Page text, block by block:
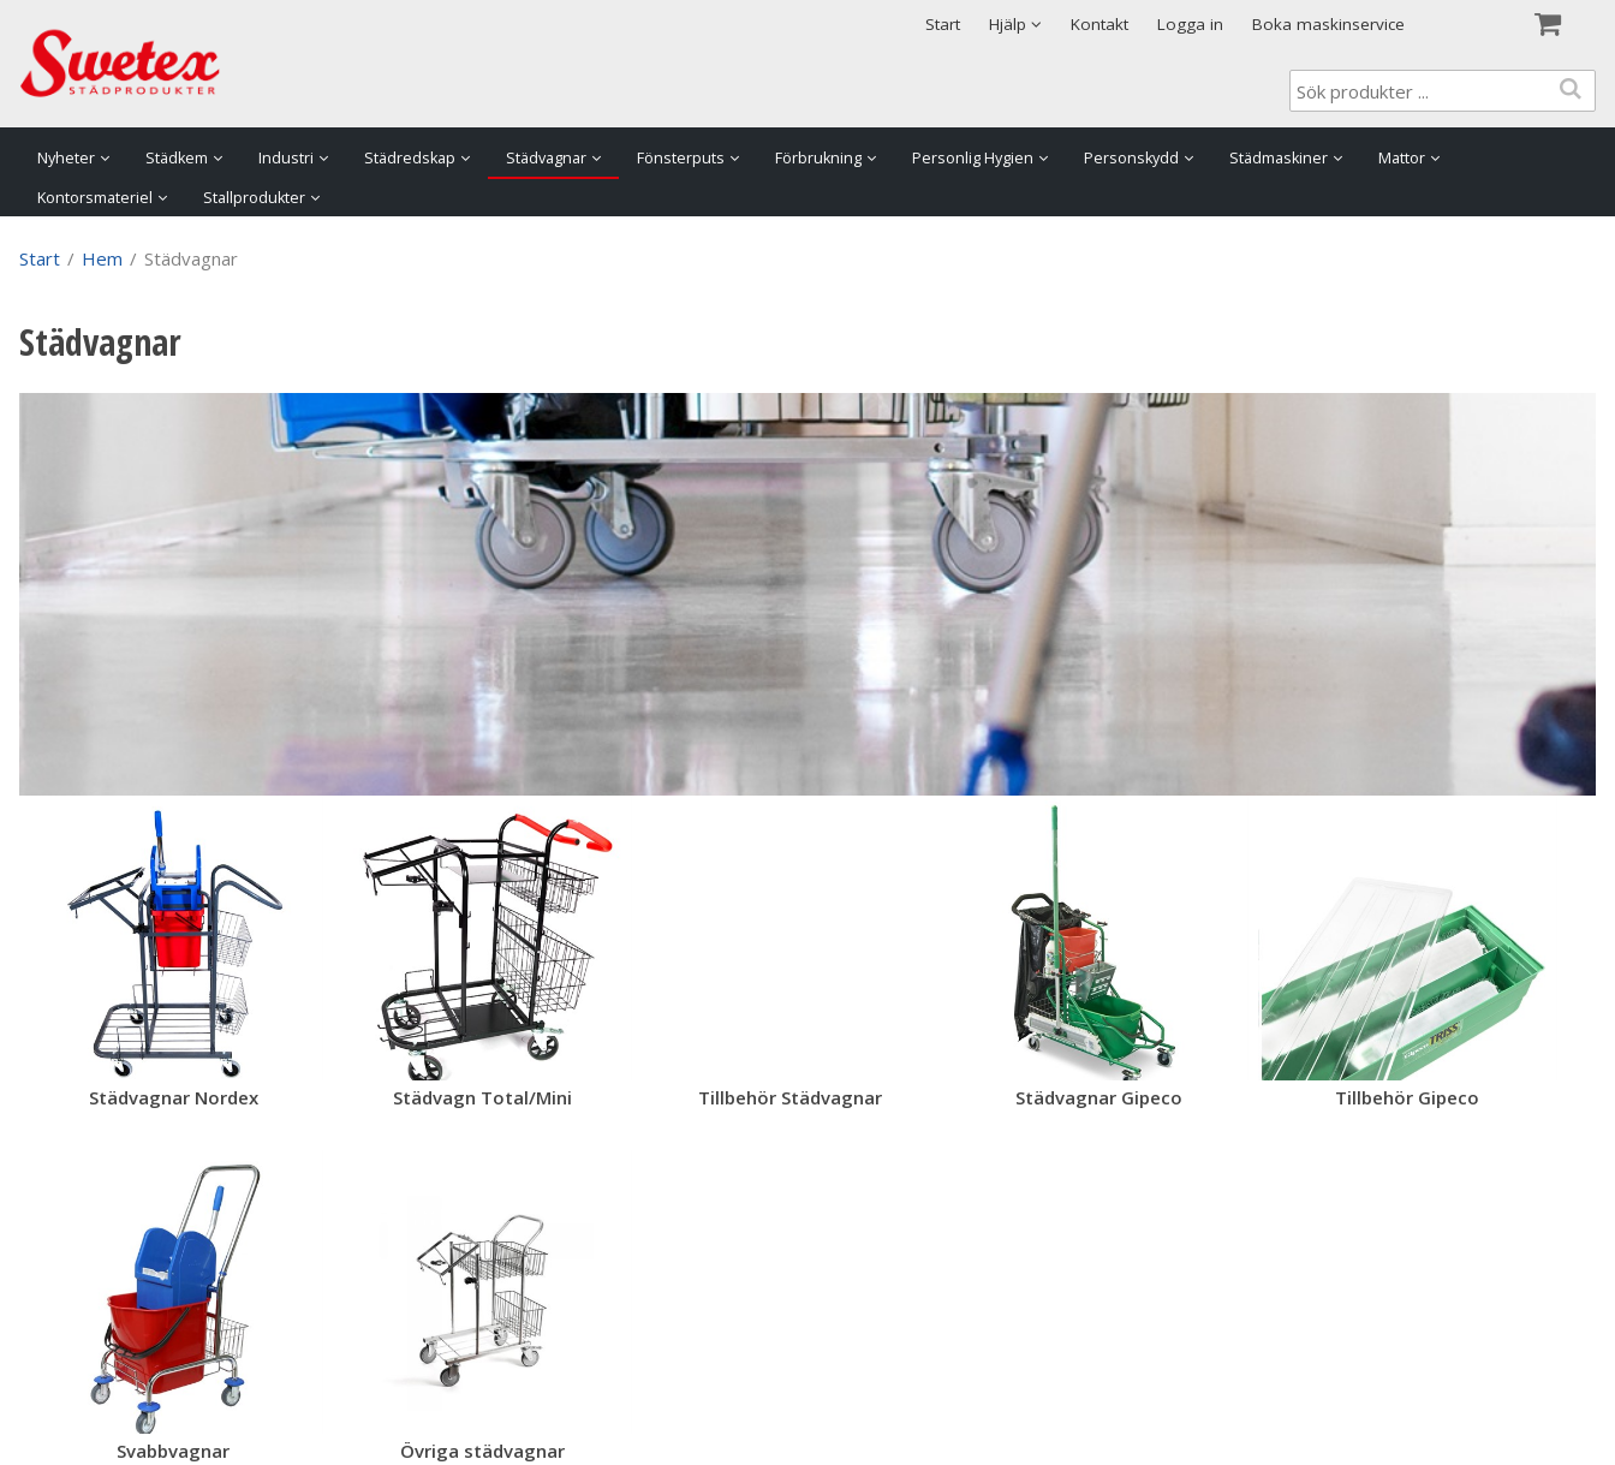
Start Hjälp
Säkerhet & Cookies Kontakt Logga in Boka maskinservice
Nyheter Städkem Industri Städredskap Städvagnar Fönsterputs Förbrukning Personlig Hygien Personskydd Städmaskiner
Mattor
Kontorsmateriel
Stallprodukter
Start / Hem / Städvagnar
Städvagnar
Städvagnar Nordex Städvagn Total/Mini Tillbehör Städvagnar Städvagnar Gipeco Tillbehör Gipeco
Svabbvagnar Övriga städvagnar